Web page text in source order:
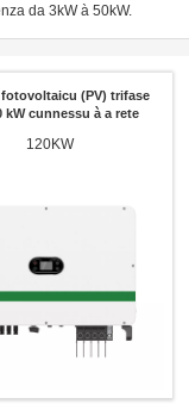
da 3kW à 50kW.
(PV) trifase
kW cunnessu à a rete
120KW